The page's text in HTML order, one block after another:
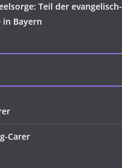
Teil der evangelisch-
Bayern
Carer